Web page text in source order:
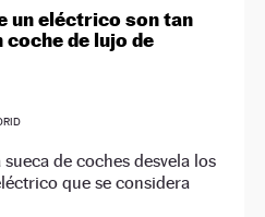
un eléctrico son tan
de lujo de
de coches desvela los
que se considera